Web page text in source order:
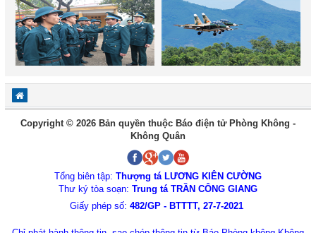
Copyright © 2026 Bản quyền thuộc Báo điện tử Phòng Không -
Không Quân
Tổng biên tập: Thượng tá LƯƠNG KIÊN CƯỜNG
Thư ký tòa soạn: Trung tá TRẦN CÔNG GIANG
Giấy phép số: 482/GP - BTTTT, 27-7-2021